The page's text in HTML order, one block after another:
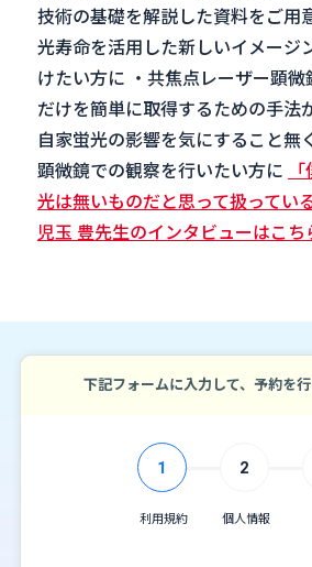
技術の基礎を解説した資料をご用
光寿命を活用した新しいイメージ
けたい方に ・共焦点レーザー顕微
だけを簡単に取得するための手法
自家蛍光の影響を気にすること無
顕微鏡での観察を行いたい方に
光は無いものだと思って扱ってい
児玉 豊先生のインタビューはこち
下記フォームに入力して、予約を行
1
利用規約
2
個人情報